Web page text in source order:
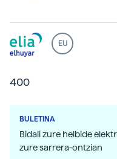
EU
400
BULETINA
Bidali zure helbide
zure sarrera-ontzian